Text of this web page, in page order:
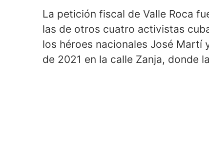
La petición fiscal de Valle Roca
las de otros cuatro activistas
los héroes nacionales José Martí
de 2021 en la calle Zanja, donde